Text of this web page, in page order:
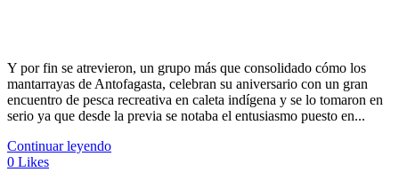
Y por fin se atrevieron, un grupo más que consolidado cómo los
mantarrayas de Antofagasta, celebran su aniversario con un gran
encuentro de pesca recreativa en caleta indígena y se lo tomaron en
serio ya que desde la previa se notaba el entusiasmo puesto en...
Continuar leyendo
0 Likes